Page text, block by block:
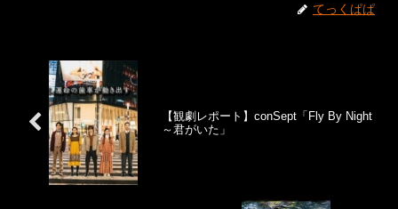
てっくぱぱ
【観劇レポート】conSept「Fly By Night
～君がいた」